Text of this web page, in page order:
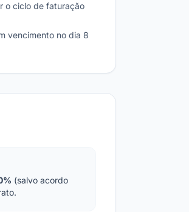
o ciclo de faturação
vencimento no dia 8
(salvo acordo